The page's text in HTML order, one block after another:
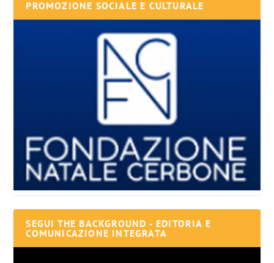
PROMOZIONE SOCIALE E CULTURALE
SEGUI THE BACKGROUND - EDITORIA E
COMUNICAZIONE INTEGRATA